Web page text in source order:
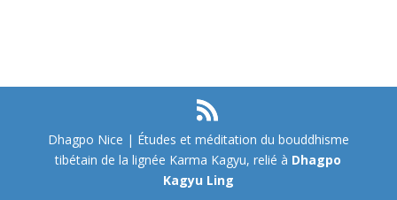
Dhagpo Nice | Études et méditation du bouddhisme
tibétain de la lignée Karma Kagyu, relié à Dhagpo
Kagyu Ling